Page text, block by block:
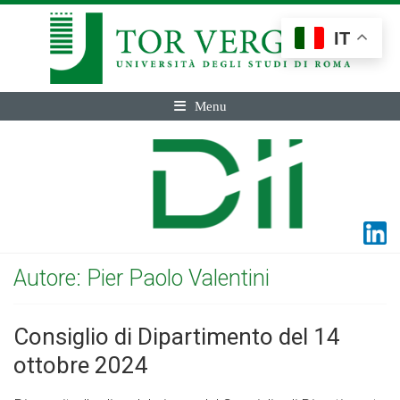
Menu
Autore: Pier Paolo Valentini
Consiglio di Dipartimento del 14
ottobre 2024
IT